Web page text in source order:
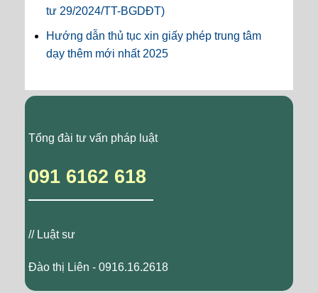
tư 29/2024/TT-BGDĐT)
Hướng dẫn thủ tục xin giấy phép trung tâm
dạy thêm mới nhất 2025
Tổng đài tư vấn pháp luật
091 6162 618
// Luật sư
Đào thị Liên - 0916.16.2618